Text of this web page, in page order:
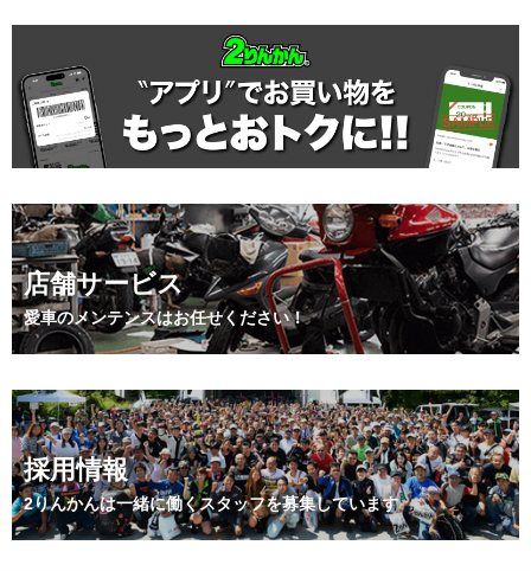
店舗サービス
愛車のメンテンスはお任せください！
採用情報
2りんかんは一緒に働くスタッフを募集しています